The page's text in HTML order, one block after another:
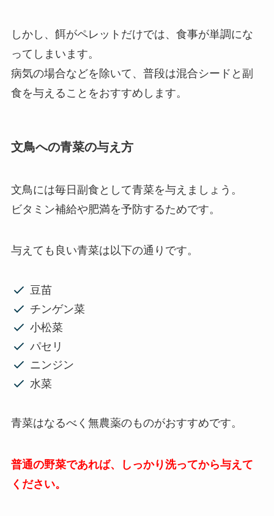
しかし、餌がペレットだけでは、食事が単調にな
ってしまいます。
病気の場合などを除いて、普段は混合シードと副
食を与えることをおすすめします。
文鳥への青菜の与え方
文鳥には毎日副食として青菜を与えましょう。
ビタミン補給や肥満を予防するためです。
与えても良い青菜は以下の通りです。
豆苗
チンゲン菜
小松菜
パセリ
ニンジン
水菜
青菜はなるべく無農薬のものがおすすめです。
普通の野菜であれば、しっかり洗ってから与えて
ください。